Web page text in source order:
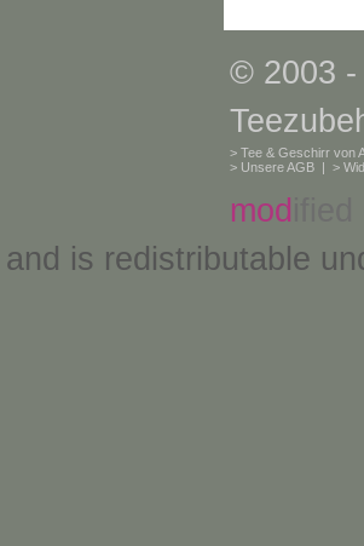
© 2003 -
> Tee & Geschirr von
> Unsere AGB | >
mod
and is redistributable